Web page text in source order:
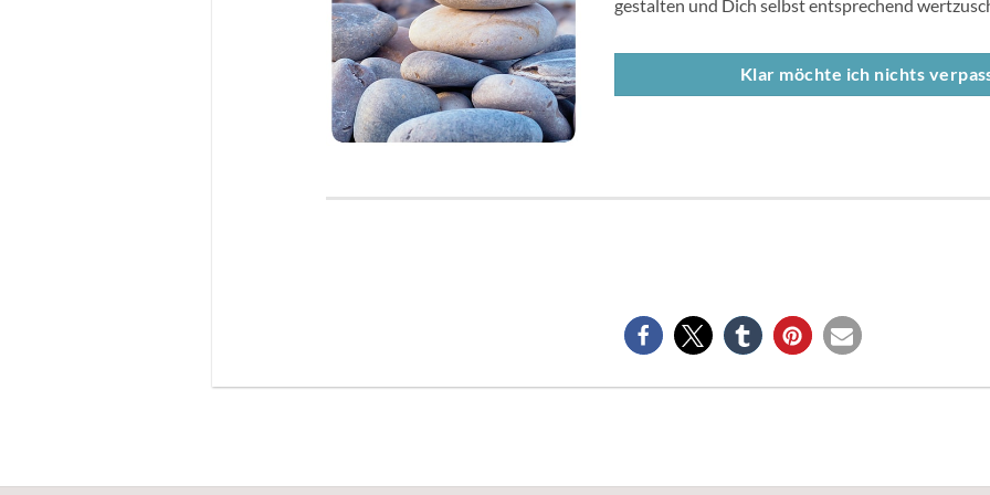
gestalten und Dich selbst entsprechend
Klar möchte ich nichts